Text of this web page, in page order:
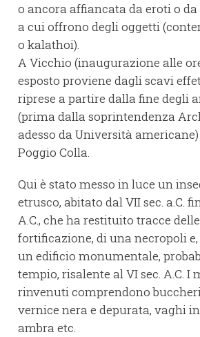
o ancora affiancata da eroti o
a cui offrono degli oggetti
o kalathoi).
A Vicchio (inaugurazione alle
esposto proviene dagli scavi
riprese a partire dalla fine degli
(prima dalla soprintendenza
adesso da Università
Poggio Colla.
Qui è stato messo in luce un
etrusco, abitato dal VII sec. a.C.
A.C., che ha restituito tracce
fortificazione, di una necropoli
un edificio monumentale,
tempio, risalente al VI sec. A.C. I
rinvenuti comprendono
vernice nera e depurata, vaghi
ambra etc.